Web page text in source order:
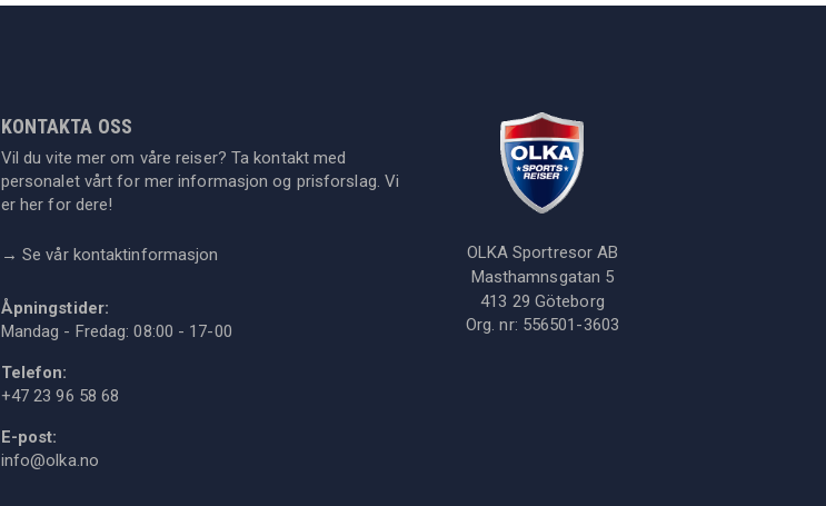
KONTAKTA OSS
Vil du vite mer om våre reiser? Ta kontakt med
personalet vårt for mer informasjon og prisforslag. Vi
er her for dere!
→ Se vår kontaktinformasjon
Åpningstider:
Mandag - Fredag: 08:00 - 17-00
Telefon:
+47 23 96 58 68
E-post:
info@olka.no
OLKA Sportresor AB
Masthamnsgatan 5
413 29 Göteborg
Org. nr: 556501-3603